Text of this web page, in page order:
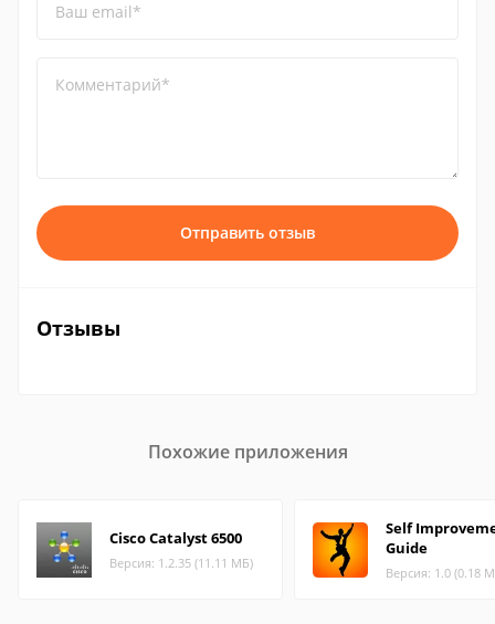
Ваш email*
Комментарий*
Отправить отзыв
Отзывы
Похожие приложения
Cisco Catalyst 6500
Версия: 1.2.35 (11.11 МБ)
Self
Guide
Версия: 1.0 (0.18